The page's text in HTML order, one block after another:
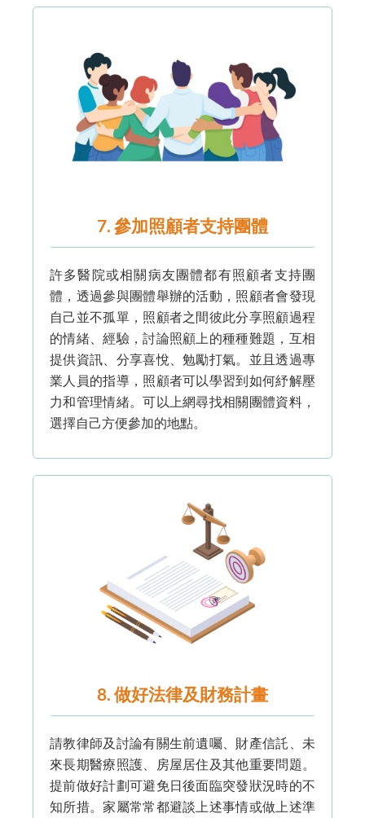
7. 參加照顧者支持團體
許多醫院或相關病友團體都有照顧者支持團
體，透過參與團體舉辦的活動，照顧者會發現
自己並不孤單，照顧者之間彼此分享照顧過程
的情緒、經驗，討論照顧上的種種難題，互相
提供資訊、分享喜悅、勉勵打氣。並且透過專
業人員的指導，照顧者可以學習到如何紓解壓
力和管理情緒。可以上網尋找相關團體資料，
選擇自己方便參加的地點。
8. 做好法律及財務計畫
請教律師及討論有關生前遺囑、財產信託、未
來長期醫療照護、房屋居住及其他重要問題。
提前做好計劃可避免日後面臨突發狀況時的不
知所措。家屬常常都避談上述事情或做上述準